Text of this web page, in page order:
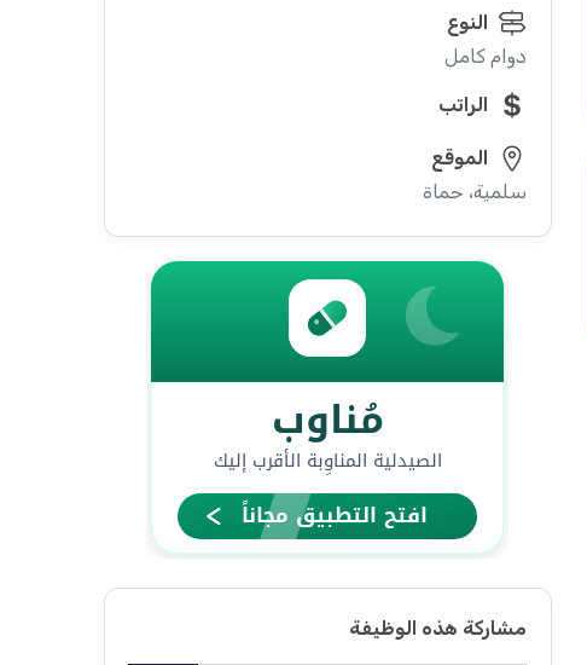
النوع
دوام كامل
الراتب
الموقع
سلمية، حماة
مشاركة هذه الوظيفة